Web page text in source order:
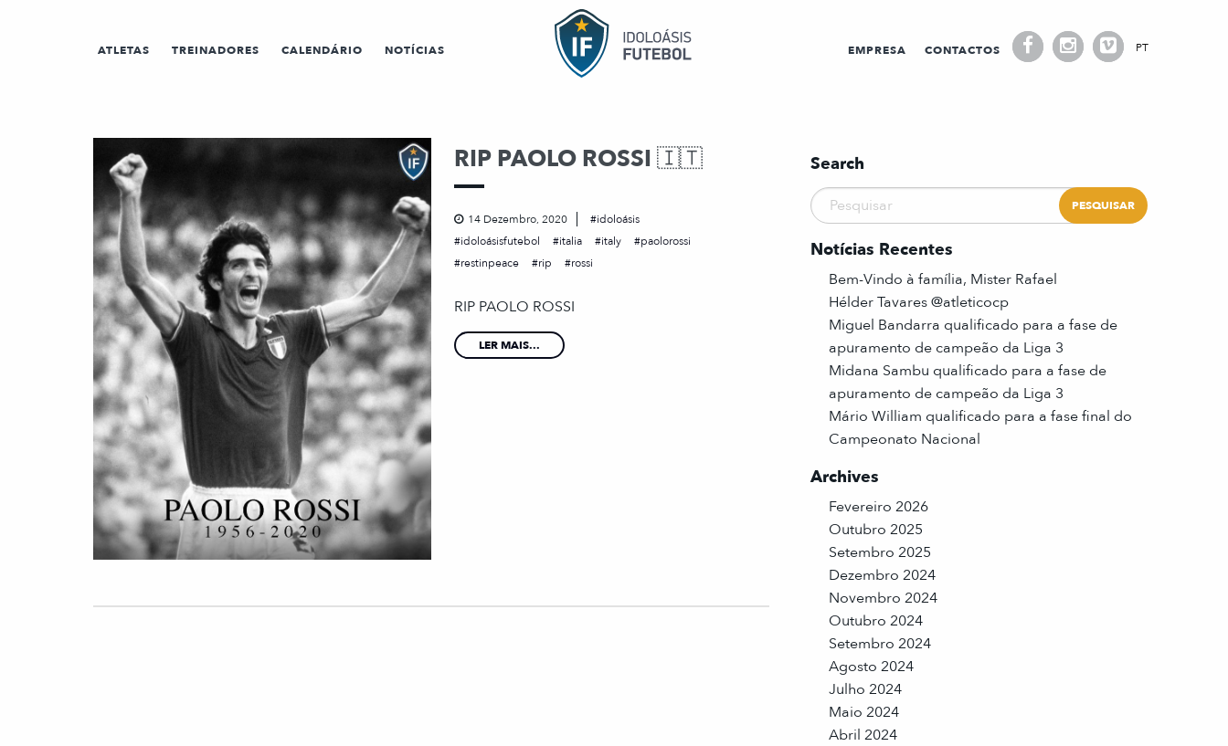
ATLETAS TREINADORES CALENDÁRIO NOTÍCIAS EMPRESA CONTACTOS PT
RIP PAOLO ROSSI 🇮🇹
14 Dezembro, 2020
idoloásis
idoloásisfutebol
italia italy
paolorossi
restinpeace
rip rossi
RIP PAOLO ROSSI
LER MAIS...
Search
Notícias Recentes
Bem-Vindo à família, Mister Rafael
Hélder Tavares @atleticocp
Miguel Bandarra qualificado para a fase de
apuramento de campeão da Liga 3
Midana Sambu qualificado para a fase de
apuramento de campeão da Liga 3
Mário William qualificado para a fase final do
Campeonato Nacional
Archives
Fevereiro 2026
Outubro 2025
Setembro 2025
Dezembro 2024
Novembro 2024
Outubro 2024
Setembro 2024
Agosto 2024
Julho 2024
Maio 2024
Abril 2024